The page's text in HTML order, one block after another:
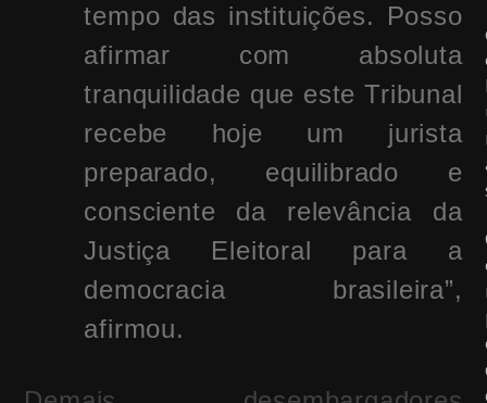
tempo das instituições. Posso
afirmar com absoluta
tranquilidade que este Tribunal
recebe hoje um jurista
preparado, equilibrado e
consciente da relevância da
Justiça Eleitoral para a
democracia brasileira”,
afirmou.